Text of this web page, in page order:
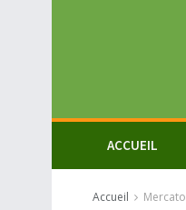
ACCUEIL
Accueil Mercato